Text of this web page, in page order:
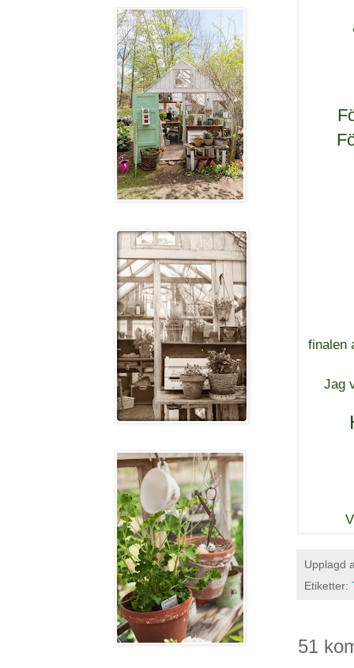
finalen
Jag
Upplagd
Etiketter:
51